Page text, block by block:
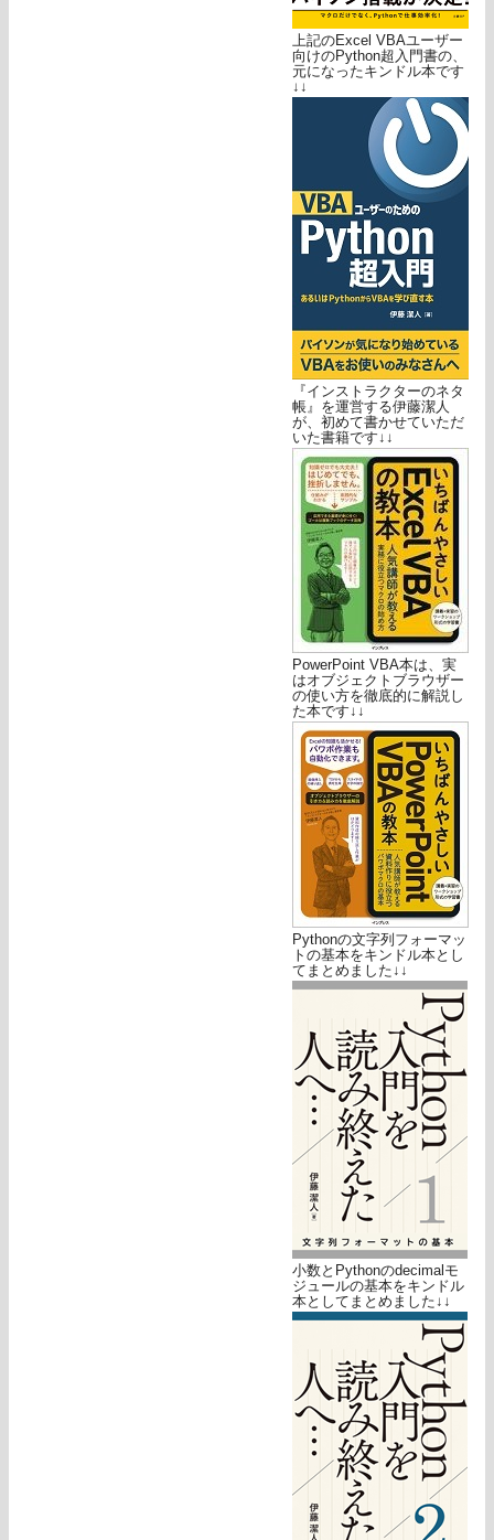
上記のExcel VBAユーザー
向けのPython超入門書の、
元になったキンドル本です
↓↓
『インストラクターのネタ
帳』を運営する伊藤潔人
が、初めて書かせていただ
いた書籍です↓↓
PowerPoint VBA本は、実
はオブジェクトブラウザー
の使い方を徹底的に解説し
た本です↓↓
Pythonの文字列フォーマッ
トの基本をキンドル本とし
てまとめました↓↓
小数とPythonのdecimalモ
ジュールの基本をキンドル
本としてまとめました↓↓